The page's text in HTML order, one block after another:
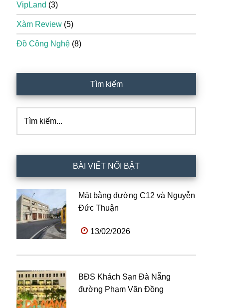
VipLand (3)
Xàm Review (5)
Đồ Công Nghệ (8)
Tìm kiếm
kiếm...
BÀI VIẾT NỔI BẬT
Mặt bằng đường C12 và Nguyễn
Đức Thuận
13/02/2026
BĐS Khách Sạn Đà Nẵng
đường Phạm Văn Đồng